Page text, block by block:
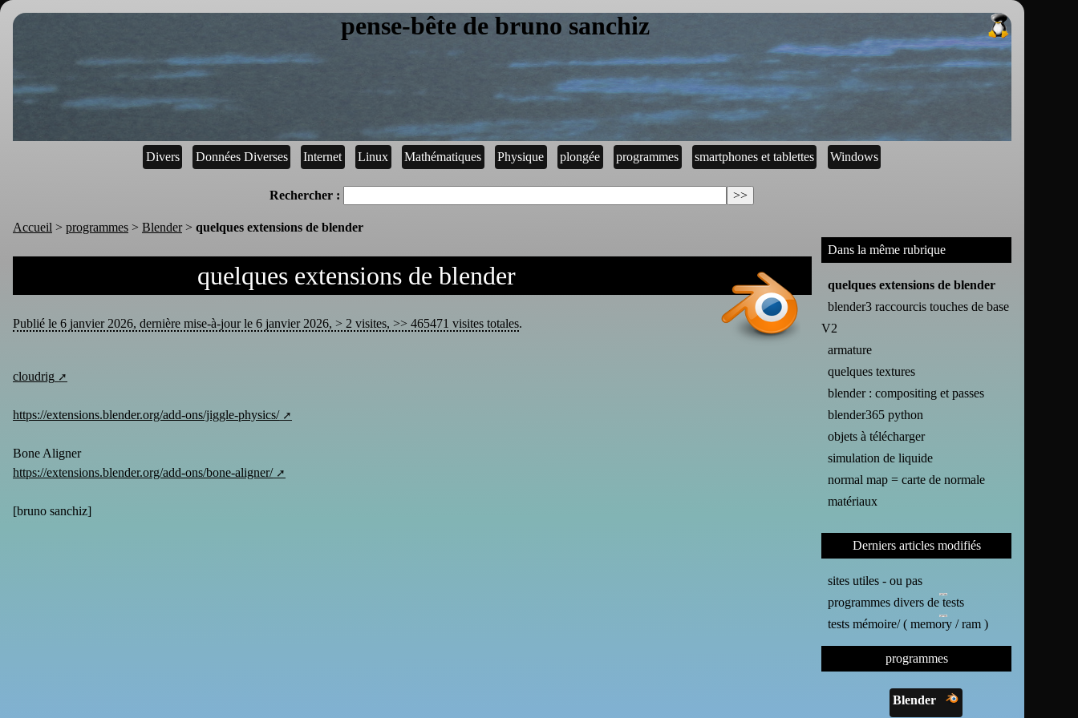
pense-bête de bruno sanchiz
Divers Données Diverses Internet Linux Mathématiques Physique plongée programmes smartphones et tablettes Windows
Rechercher :
Accueil > programmes > Blender> quelques extensions de blender
quelques extensions de blender
Publié le 6 janvier 2026, dernière mise-à-jour le 6 janvier 2026, > 2 visites, >> 465471 visites totales.
cloudrig
https://extensions.blender.org/add-ons/jiggle-physics/
Bone Aligner
https://extensions.blender.org/add-ons/bone-aligner/
[bruno sanchiz]
Dans la même rubrique
quelques extensions de blender
blender3 raccourcis touches de base
V2
armature
quelques textures
blender : compositing et passes
blender365 python
objets à télécharger
simulation de liquide
normal map = carte de normale
matériaux
Derniers articles modifiés
sites utiles - ou pas
programmes divers de tests
tests mémoire/ ( memory / ram )
programmes
Blender